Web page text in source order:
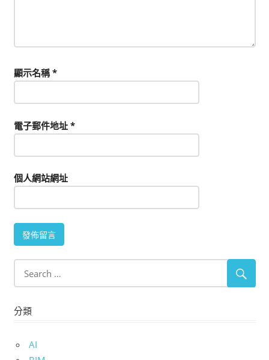
顯示名稱*
電子郵件地址 *
個人網站網址
分類
AI